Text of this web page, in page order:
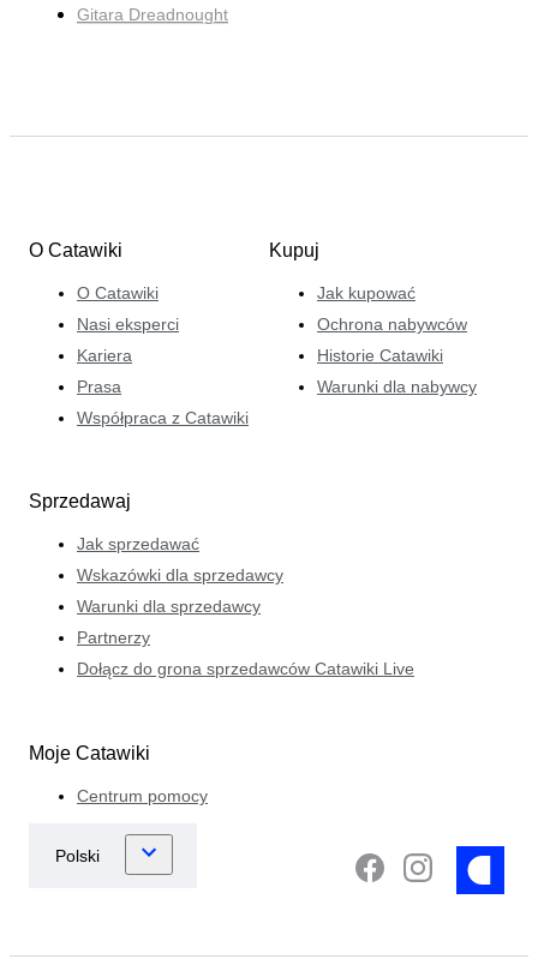
Gitara Dreadnought
O Catawiki
O Catawiki
Nasi eksperci
Kariera
Prasa
Współpraca z Catawiki
Kupuj
Jak kupować
Ochrona nabywców
Historie Catawiki
Warunki dla nabywcy
Sprzedawaj
Jak sprzedawać
Wskazówki dla sprzedawcy
Warunki dla sprzedawcy
Partnerzy
Dołącz do grona sprzedawców Catawiki Live
Moje Catawiki
Centrum pomocy